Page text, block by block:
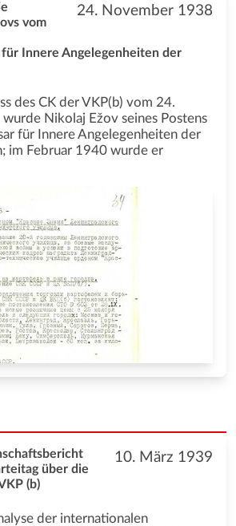
24. November 1938
vom
für Innere Angelegenheiten der
des CK der VKP(b) vom 24.
Nikolaj Ežov seines Postens
für Innere Angelegenheiten der
im Februar 1940 wurde er
10. März 1939
über die
(b)
der internationalen